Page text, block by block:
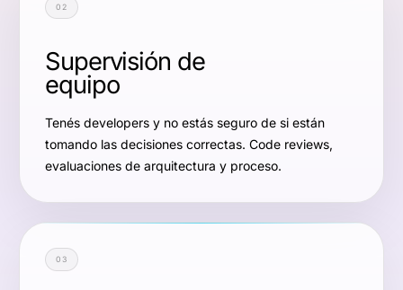
02
Supervisión de
equipo
Tenés developers y no estás seguro de si están
tomando las decisiones correctas. Code reviews,
evaluaciones de arquitectura y proceso.
03